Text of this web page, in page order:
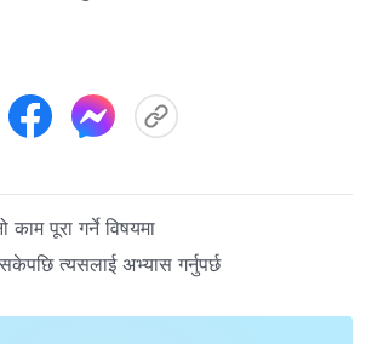
पूरा गर्ने विषयमा
त्यसलाई अभ्यास गर्नुपर्छ